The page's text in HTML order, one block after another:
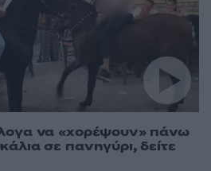
να «χορέψουν» πάνω
σε πανηγύρι, δείτε